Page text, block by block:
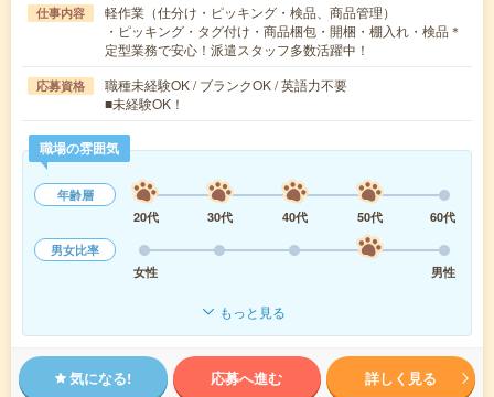
仕事内容
軽作業（仕分け・ピッキング・検品、商品管理）
・ピッキング・タグ付け・商品梱包・開梱・棚入れ・検品＊
定型業務で安心！派遣スタッフ多数活躍中！
応募資格
職種未経験OK / ブランクOK / 英語力不要
■未経験OK！
職場の雰囲気
年齢層
20代
30代 40代 50代
60代
男女比率
女性
男性
もっと見る
気になる! 応募へ進む 詳しく見る